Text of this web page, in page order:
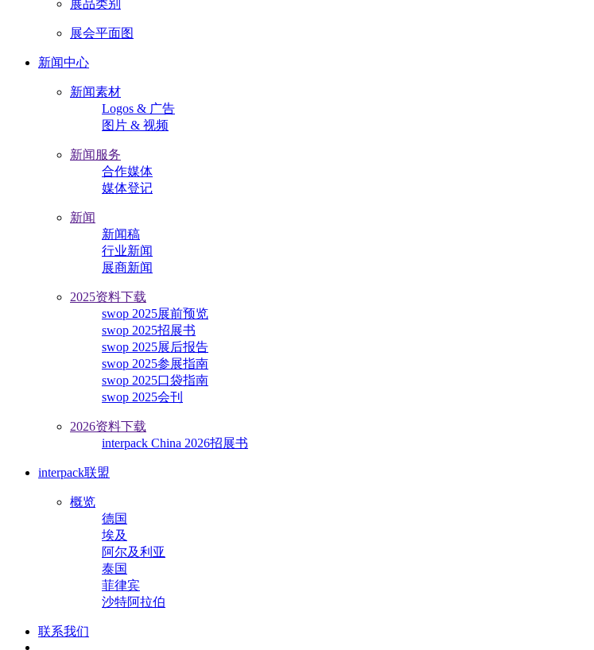
展品类别
展会平面图
新闻中心
新闻素材
Logos & 广告
图片 & 视频
新闻服务
合作媒体
媒体登记
新闻
新闻稿
行业新闻
展商新闻
2025资料下载
swop 2025展前预览
swop 2025招展书
swop 2025展后报告
swop 2025参展指南
swop 2025口袋指南
swop 2025会刊
2026资料下载
interpack China 2026招展书
interpack联盟
概览
德国
埃及
阿尔及利亚
泰国
菲律宾
沙特阿拉伯
联系我们